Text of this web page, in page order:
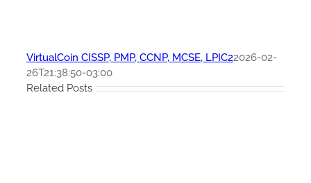
VirtualCoin CISSP, PMP, CCNP, MCSE, LPIC22026-02-
26T21:38:50-03:00
Related Posts